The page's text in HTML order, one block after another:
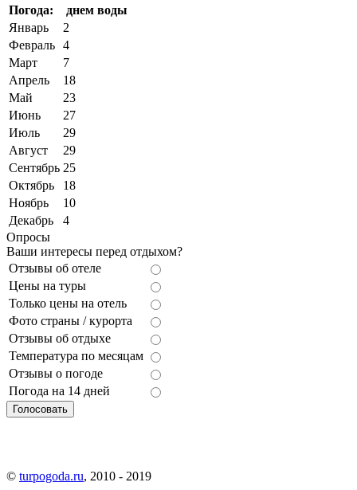
Погода:
днем воды
Январь
2
Февраль 4
Март
7
Апрель
18
Май
23
Июнь
27
Июль
29
Август
29
Сентябрь 25
Октябрь
18
Ноябрь
10
Декабрь
4
Опросы
Ваши интересы перед отдыхом?
Отзывы об отеле
Цены на туры
Только цены на отель
Фото страны / курорта
Отзывы об отдыхе
Температура по месяцам
Отзывы о погоде
Погода на 14 дней
© turpogoda.ru, 2010 - 2019